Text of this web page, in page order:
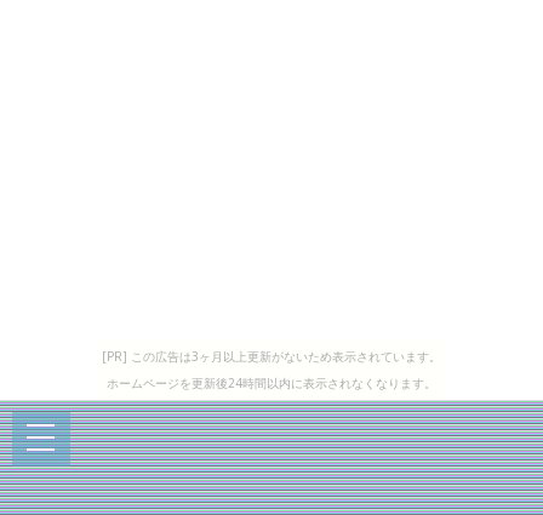
[PR] この広告は3ヶ月以上更新がないため表示されています。
ホームページを更新後24時間以内に表示されなくなります。